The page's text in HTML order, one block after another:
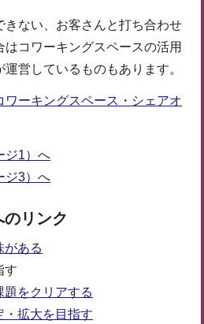
きない、お客さんと打ち合わせ
コワーキングスペースの活用
営しているものもあります。
ワーキングスペース・シェアオ
ジ1）へ
ジ3）へ
リンク
がある
す
題をクリアする
・拡大を目指す